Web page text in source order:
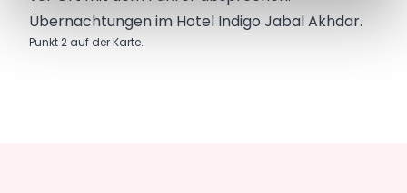
Übernachtungen im Hotel Indigo Jabal Akhdar.
Punkt 2 auf der Karte.